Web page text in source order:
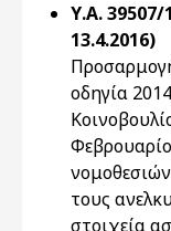
Υ.Α.
13.4.2016)
οδηγία
τους
στοιχεία